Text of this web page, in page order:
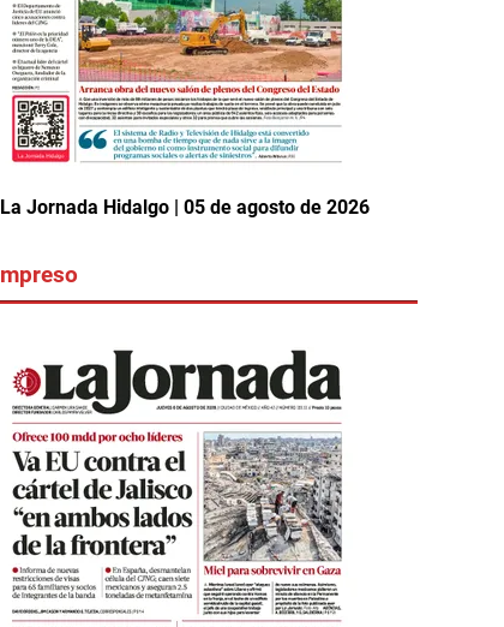
La Jornada Hidalgo | 05 de agosto de 2026
Impreso